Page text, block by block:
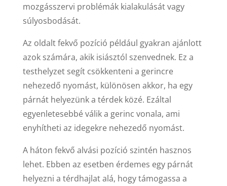
mozgásszervi problémák kialakulását vagy
súlyosbodását.
Az oldalt fekvő pozíció például gyakran ajánlott
azok számára, akik isiásztól szenvednek. Ez a
testhelyzet segít csökkenteni a gerincre
nehezedő nyomást, különösen akkor, ha egy
párnát helyezünk a térdek közé. Ezáltal
egyenletesebbé válik a gerinc vonala, ami
enyhítheti az idegekre nehezedő nyomást.
A háton fekvő alvási pozíció szintén hasznos
lehet. Ebben az esetben érdemes egy párnát
helyezni a térdhajlat alá, hogy támogassa a